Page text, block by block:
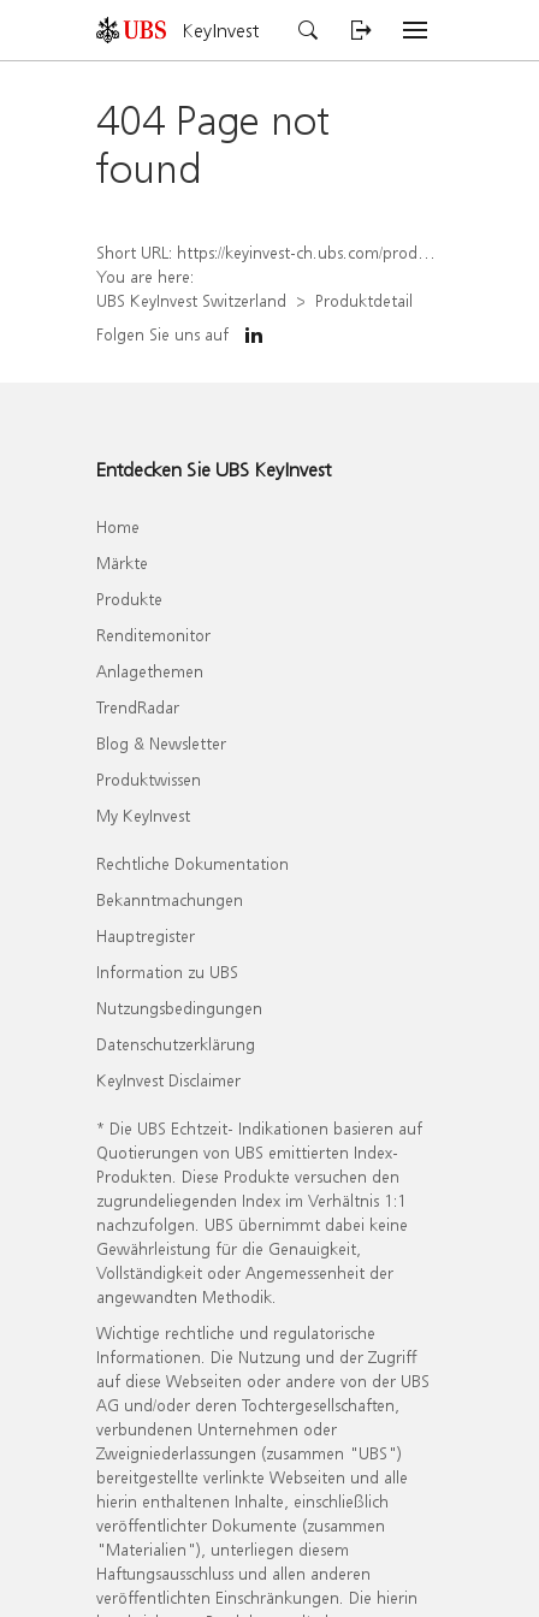
KeyInvest
404 Page not
found
Short URL: https://keyinvest-ch.ubs.com/produkt/detail/index/isin/CH1564647993
You are here:
UBS KeyInvest Switzerland
Produktdetail
Folgen Sie uns auf
Entdecken Sie UBS KeyInvest
Home
Märkte
Produkte
Renditemonitor
Anlagethemen
TrendRadar
Blog & Newsletter
Produktwissen
My KeyInvest
Rechtliche Dokumentation
Bekanntmachungen
Hauptregister
Information zu UBS
Nutzungsbedingungen
Datenschutzerklärung
KeyInvest Disclaimer
* Die UBS Echtzeit- Indikationen basieren auf
Quotierungen von UBS emittierten Index-
Produkten. Diese Produkte versuchen den
zugrundeliegenden Index im Verhältnis 1:1
nachzufolgen. UBS übernimmt dabei keine
Gewährleistung für die Genauigkeit,
Vollständigkeit oder Angemessenheit der
angewandten Methodik.
Wichtige rechtliche und regulatorische
Informationen. Die Nutzung und der Zugriff
auf diese Webseiten oder andere von der UBS
AG und/oder deren Tochtergesellschaften,
verbundenen Unternehmen oder
Zweigniederlassungen (zusammen "UBS")
bereitgestellte verlinkte Webseiten und alle
hierin enthaltenen Inhalte, einschließlich
veröffentlichter Dokumente (zusammen
"Materialien"), unterliegen diesem
Haftungsausschluss und allen anderen
veröffentlichten Einschränkungen. Die hierin